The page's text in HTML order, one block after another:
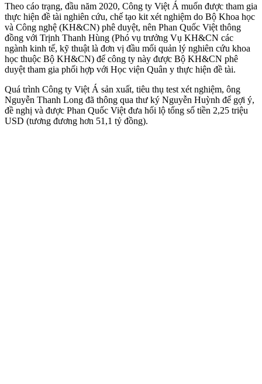
Theo cáo trạng, đầu năm 2020, Công ty Việt Á muốn được tham gia
thực hiện đề tài nghiên cứu, chế tạo kit xét nghiệm do Bộ Khoa học
và Công nghệ (KH&CN) phê duyệt, nên Phan Quốc Việt thông
đồng với Trịnh Thanh Hùng (Phó vụ trưởng Vụ KH&CN các
ngành kinh tế, kỹ thuật là đơn vị đầu mối quản lý nghiên cứu khoa
học thuộc Bộ KH&CN) để công ty này được Bộ KH&CN phê
duyệt tham gia phối hợp với Học viện Quân y thực hiện đề tài.
Quá trình Công ty Việt Á sản xuất, tiêu thụ test xét nghiệm, ông
Nguyễn Thanh Long đã thông qua thư ký Nguyễn Huỳnh để gợi ý,
đề nghị và được Phan Quốc Việt đưa hối lộ tổng số tiền 2,25 triệu
USD (tương đương hơn 51,1 tỷ đồng).